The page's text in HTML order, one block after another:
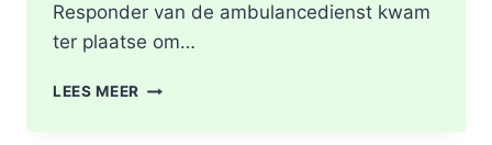
Responder van de ambulancedienst kwam
ter plaatse om…
LEES MEER BRAND